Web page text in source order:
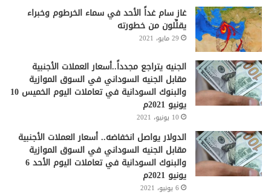
غاز سام غداً الأحد في سماء الخرطوم وخبراء
يقلِّلون من خطورته
29 مايو، 2021
الجنيه يتراجع مجدداً..أسعار العملات الأجنبية
مقابل الجنيه السوداني في السوق الموازية
والبنوك السودانية في تعاملات اليوم الخميس 10
يونيو 2021م
10 يونيو، 2021
الدولار يواصل انخفاضه.. أسعار العملات الأجنبية
مقابل الجنيه السوداني في السوق الموازية
والبنوك السودانية في تعاملات اليوم الأحد 6
يونيو 2021م
6 يونيو، 2021